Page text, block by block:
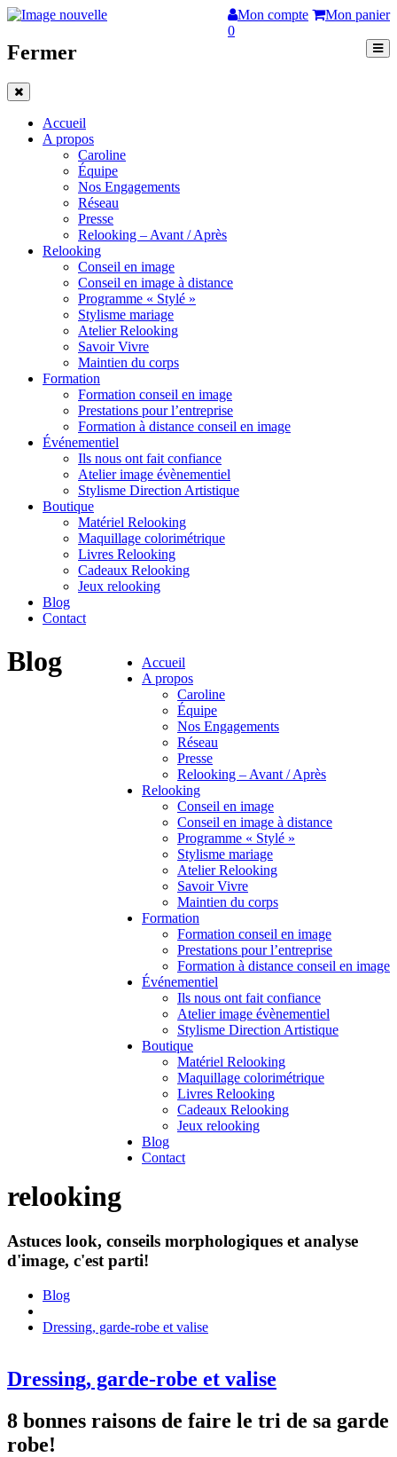
Mon compte
Mon panier
0
Fermer
Accueil
A propos
Caroline
Équipe
Nos Engagements
Réseau
Presse
Relooking – Avant / Après
Relooking
Conseil en image
Conseil en image à distance
Programme « Stylé »
Stylisme mariage
Atelier Relooking
Savoir Vivre
Maintien du corps
Formation
Formation conseil en image
Prestations pour l’entreprise
Formation à distance conseil en image
Événementiel
Ils nous ont fait confiance
Atelier image évènementiel
Stylisme Direction Artistique
Boutique
Matériel Relooking
Maquillage colorimétrique
Livres Relooking
Cadeaux Relooking
Jeux relooking
Blog
Contact
Accueil
A propos
Caroline
Équipe
Nos Engagements
Réseau
Presse
Relooking – Avant / Après
Relooking
Conseil en image
Conseil en image à distance
Programme « Stylé »
Stylisme mariage
Atelier Relooking
Savoir Vivre
Maintien du corps
Formation
Formation conseil en image
Prestations pour l’entreprise
Formation à distance conseil en image
Événementiel
Ils nous ont fait confiance
Atelier image évènementiel
Stylisme Direction Artistique
Boutique
Matériel Relooking
Maquillage colorimétrique
Livres Relooking
Cadeaux Relooking
Jeux relooking
Blog
Contact
Blog
relooking
Astuces look, conseils morphologiques et analyse
d'image, c'est parti!
Blog
Dressing, garde-robe et valise
Dressing, garde-robe et valise
8 bonnes raisons de faire le tri de sa garde
robe!